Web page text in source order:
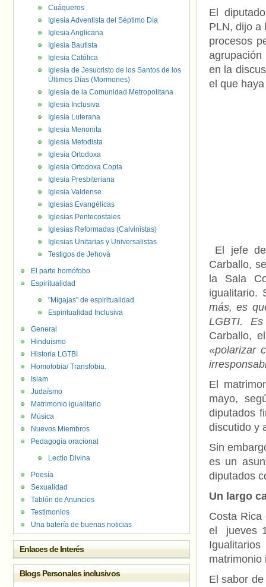
El
PLN, dijo a
procesos
en la
el que
El jefe
Carballo,
la Sala
igualitario.
más, es
LGBTI.
Carballo,
«polarizar
El
mayo,
diputados
discutido y
Sin
es un
diputados
Un largo
Costa
el jueves
matrimonio
El sabor
Cuáqueros
Iglesia Adventista del Séptimo Día
Iglesia Anglicana
Iglesia Bautista
Iglesia Católica
Iglesia de Jesucristo de los Santos de los
Últimos Días (Mormones)
Iglesia de la Comunidad Metropolitana
Iglesia Inclusiva
Iglesia Luterana
Iglesia Menonita
Iglesia Metodista
Iglesia Ortodoxa
Iglesia Ortodoxa Copta
Iglesia Presbiteriana
Iglesia Valdense
Iglesias Evangélicas
Iglesias Pentecostales
Iglesias Reformadas (Calvinistas)
Iglesias Unitarias y Universalistas
Testigos de Jehová
El parte homófobo
Espiritualidad
"Migajas" de espiritualidad
Espiritualidad Inclusiva
General
Hinduísmo
Historia LGTBI
Homofobia/ Transfobia.
Islam
Judaísmo
Matrimonio igualitario
Música
Nuevos Miembros
Pedagogía oracional
Lectio Divina
Poesía
Sexualidad
Tablón de Anuncios
Testimonios
Una batería de buenas noticias
Enlaces de Interés
Blogs Personales inclusivos